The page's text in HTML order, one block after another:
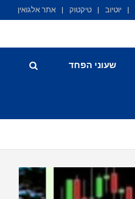
יוטיוב טיקטוק אתר אלגואין
שעוני הפחד